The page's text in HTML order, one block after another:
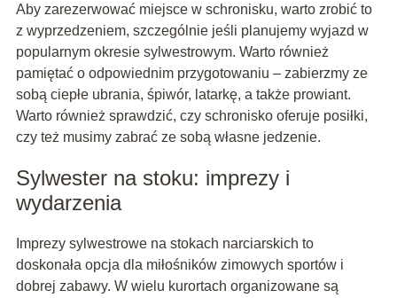
Aby zarezerwować miejsce w schronisku, warto zrobić to
z wyprzedzeniem, szczególnie jeśli planujemy wyjazd w
popularnym okresie sylwestrowym. Warto również
pamiętać o odpowiednim przygotowaniu – zabierzmy ze
sobą ciepłe ubrania, śpiwór, latarkę, a także prowiant.
Warto również sprawdzić, czy schronisko oferuje posiłki,
czy też musimy zabrać ze sobą własne jedzenie.
Sylwester na stoku: imprezy i
wydarzenia
Imprezy sylwestrowe na stokach narciarskich to
doskonała opcja dla miłośników zimowych sportów i
dobrej zabawy. W wielu kurortach organizowane są